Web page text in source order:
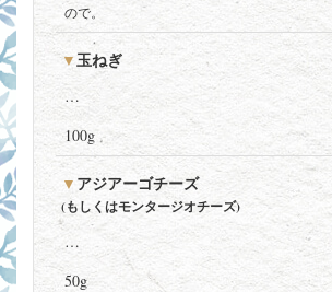
ので。
玉ねぎ
…
100g
アジアーゴチーズ
(もしくはモンタージオチーズ)
…
50g